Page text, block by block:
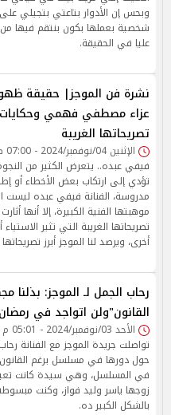
وبحس إن الأدوار بتاعتي بتجيلي
شخصية بعملها بكون بنتقم فيها
عليا في الحقيقة.
نشرة فن الموجز| حقيقة
عزاء مصطفي فهمي
تصريحاتها الغريبة
الإثنين 04/نوفمبر/2024 - 07:00 ص
فيفي عبده.. يتعرض الكثير من
تؤدي إلى ارتكاب بعض الأخطاء أو
مدروسة، الفنانة فيفي عبده ليست
موهبتها الفنية الكبيرة، إلا أنها
تصريحاتها الغريبة التي تثير الاستياء
أخرى، ويرصد لنا الموجز أبرز تصريحاتها
رحاب الجمل لـ الموجز: بذلنا
القانون"ولن اتواجد في رمضان 2025
الأحد 03/نوفمبر/2024 - 05:01 م
تواصلت جريدة الموجز مع الفنانة
حول دورها في مسلسل برغم
في المسلسل، وهي سيدة كانت
زوجها ياسر وليد فواز، وكنت
بالشكل الكبير ده.